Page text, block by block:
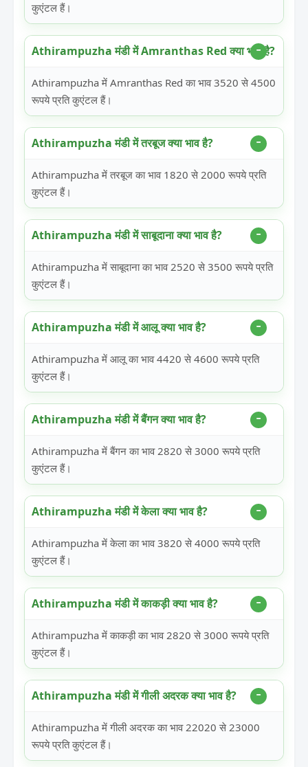
कुएंटल हैं।
Athirampuzha मंडी में Amranthas Red क्या भाव है?
Athirampuzha में Amranthas Red का भाव 3520 से 4500
रूपये प्रति कुएंटल हैं।
Athirampuzha मंडी में तरबूज क्या भाव है?
Athirampuzha में तरबूज का भाव 1820 से 2000 रूपये प्रति
कुएंटल हैं।
Athirampuzha मंडी में साबूदाना क्या भाव है?
Athirampuzha में साबूदाना का भाव 2520 से 3500 रूपये प्रति
कुएंटल हैं।
Athirampuzha मंडी में आलू क्या भाव है?
Athirampuzha में आलू का भाव 4420 से 4600 रूपये प्रति
कुएंटल हैं।
Athirampuzha मंडी में बैंगन क्या भाव है?
Athirampuzha में बैंगन का भाव 2820 से 3000 रूपये प्रति
कुएंटल हैं।
Athirampuzha मंडी में केला क्या भाव है?
Athirampuzha में केला का भाव 3820 से 4000 रूपये प्रति
कुएंटल हैं।
Athirampuzha मंडी में काकड़ी क्या भाव है?
Athirampuzha में काकड़ी का भाव 2820 से 3000 रूपये प्रति
कुएंटल हैं।
Athirampuzha मंडी में गीली अदरक क्या भाव है?
Athirampuzha में गीली अदरक का भाव 22020 से 23000
रूपये प्रति कुएंटल हैं।